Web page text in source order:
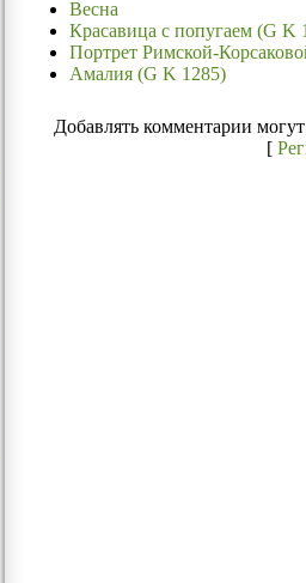
Весна
Красавица с попугаем (G K
Портрет Римской-
Амалия (G K 1285)
Добавлять комментарии
[